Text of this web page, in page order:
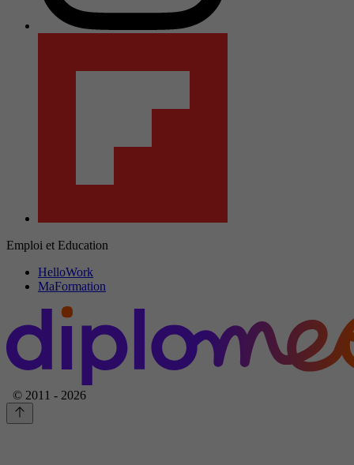
Emploi et Education
HelloWork
MaFormation
© 2011 - 2026